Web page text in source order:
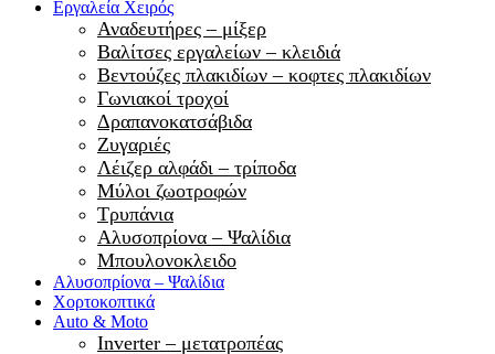
Εργαλεία Χειρός
Αναδευτήρες – μίξερ
Βαλίτσες εργαλείων – κλειδιά
Βεντούζες πλακιδίων – κοφτες πλακιδίων
Γωνιακοί τροχοί
Δραπανοκατσάβιδα
Ζυγαριές
Λέιζερ αλφάδι – τρίποδα
Μύλοι ζωοτροφών
Τρυπάνια
Αλυσοπρίονα – Ψαλίδια
Μπουλονοκλειδο
Αλυσοπρίονα – Ψαλίδια
Χορτοκοπτικά
Auto & Moto
Inverter – μετατροπέας